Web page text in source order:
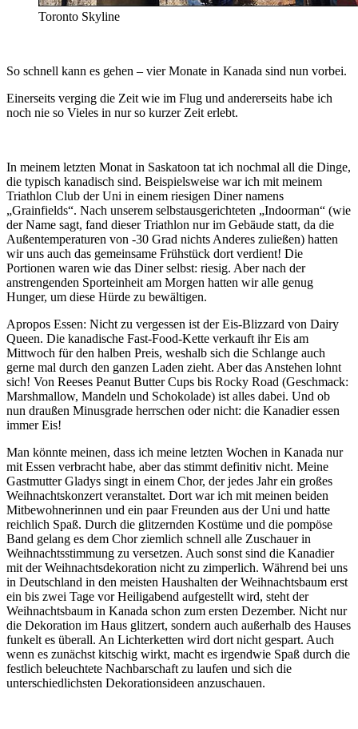
Toronto Skyline
So schnell kann es gehen – vier Monate in Kanada sind nun vorbei.
Einerseits verging die Zeit wie im Flug und andererseits habe ich
noch nie so Vieles in nur so kurzer Zeit erlebt.
In meinem letzten Monat in Saskatoon tat ich nochmal all die Dinge,
die typisch kanadisch sind. Beispielsweise war ich mit meinem
Triathlon Club der Uni in einem riesigen Diner namens
„Grainfields“. Nach unserem selbstausgerichteten „Indoorman“ (wie
der Name sagt, fand dieser Triathlon nur im Gebäude statt, da die
Außentemperaturen von -30 Grad nichts Anderes zuließen) hatten
wir uns auch das gemeinsame Frühstück dort verdient! Die
Portionen waren wie das Diner selbst: riesig. Aber nach der
anstrengenden Sporteinheit am Morgen hatten wir alle genug
Hunger, um diese Hürde zu bewältigen.
Apropos Essen: Nicht zu vergessen ist der Eis-Blizzard von Dairy
Queen. Die kanadische Fast-Food-Kette verkauft ihr Eis am
Mittwoch für den halben Preis, weshalb sich die Schlange auch
gerne mal durch den ganzen Laden zieht. Aber das Anstehen lohnt
sich! Von Reeses Peanut Butter Cups bis Rocky Road (Geschmack:
Marshmallow, Mandeln und Schokolade) ist alles dabei. Und ob
nun draußen Minusgrade herrschen oder nicht: die Kanadier essen
immer Eis!
Man könnte meinen, dass ich meine letzten Wochen in Kanada nur
mit Essen verbracht habe, aber das stimmt definitiv nicht. Meine
Gastmutter Gladys singt in einem Chor, der jedes Jahr ein großes
Weihnachtskonzert veranstaltet. Dort war ich mit meinen beiden
Mitbewohnerinnen und ein paar Freunden aus der Uni und hatte
reichlich Spaß. Durch die glitzernden Kostüme und die pompöse
Band gelang es dem Chor ziemlich schnell alle Zuschauer in
Weihnachtsstimmung zu versetzen. Auch sonst sind die Kanadier
mit der Weihnachtsdekoration nicht zu zimperlich. Während bei uns
in Deutschland in den meisten Haushalten der Weihnachtsbaum erst
ein bis zwei Tage vor Heiligabend aufgestellt wird, steht der
Weihnachtsbaum in Kanada schon zum ersten Dezember. Nicht nur
die Dekoration im Haus glitzert, sondern auch außerhalb des Hauses
funkelt es überall. An Lichterketten wird dort nicht gespart. Auch
wenn es zunächst kitschig wirkt, macht es irgendwie Spaß durch die
festlich beleuchtete Nachbarschaft zu laufen und sich die
unterschiedlichsten Dekorationsideen anzuschauen.